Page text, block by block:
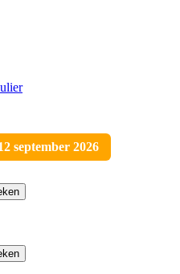
september 2026